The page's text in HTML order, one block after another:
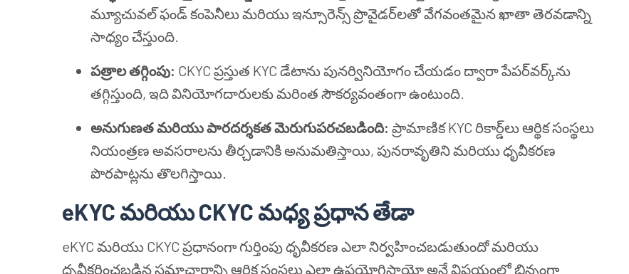
మ్యూచువల్ ఫండ్ కంపెనీలు మరియు ఇన్సూరెన్స్ ప్రొవైడర్‌లతో వేగవంతమైన ఖాతా తెరవడాన్ని
సాధ్యం చేస్తుంది.
పత్రాల తగ్గింపు: CKYC ప్రస్తుత KYC డేటాను పునర్వినియోగం చేయడం ద్వారా పేపర్‌వర్క్‌ను
తగ్గిస్తుంది, ఇది వినియోగదారులకు మరింత సౌకర్యవంతంగా ఉంటుంది.
అనుగుణత మరియు పారదర్శకత మెరుగుపరచబడింది: ప్రామాణిక KYC రికార్డ్‌లు ఆర్థిక సంస్థలు
నియంత్రణ అవసరాలను తీర్చడానికి అనుమతిస్తాయి, పునరావృతిని మరియు ధృవీకరణ
పొరపాట్లను తొలగిస్తాయి.
eKYC మరియు CKYC మధ్య ప్రధాన తేడా
eKYC మరియు CKYC ప్రధానంగా గుర్తింపు ధృవీకరణ ఎలా నిర్వహించబడుతుందో మరియు
ధృవీకరించబడిన సమాచారాన్ని ఆర్థిక సంస్థలు ఎలా ఉపయోగిస్తాయో అనే విషయంలో భిన్నంగా